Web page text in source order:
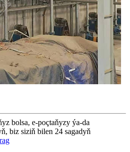
bolsa, e-poçtaňyzy ýa-da
biz siziň bilen 24 sagadyň